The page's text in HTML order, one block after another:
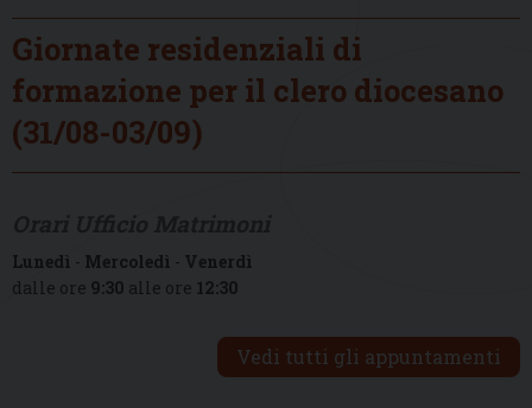
Giornate residenziali di
formazione per il clero diocesano
(31/08-03/09)
Lunedì - Mercoledì - Venerdì
dalle ore 9:30 alle ore 12:30
Vedi tutti gli appuntamenti